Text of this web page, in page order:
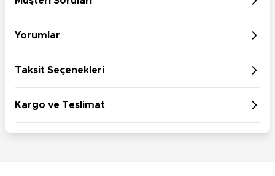
Yorumlar
Taksit Seçenekleri
Kargo ve Teslimat